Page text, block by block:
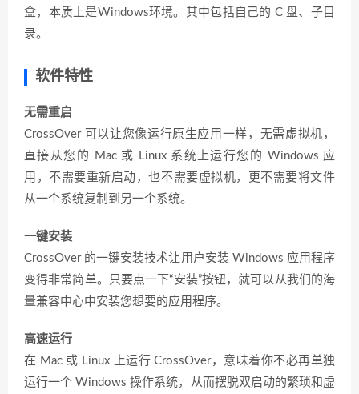
盒，本质上是Windows环境。其中包括自己的 C 盘、子目
录。
软件特性
无需重启
CrossOver 可以让您像运行原生应用一样，无需虚拟机，
直接从您的 Mac 或 Linux 系统上运行您的 Windows 应
用，不需要重新启动，也不需要虚拟机，更不需要将文件
从一个系统复制到另一个系统。
一键安装
CrossOver 的一键安装技术让用户安装 Windows 应用程序
变得非常简单。只要点一下“安装”按钮，就可以从我们的海
量兼容中心中安装您想要的应用程序。
高速运行
在 Mac 或 Linux 上运行 CrossOver，意味着你不必再单独
运行一个 Windows 操作系统，从而摆脱双启动的繁琐和虚